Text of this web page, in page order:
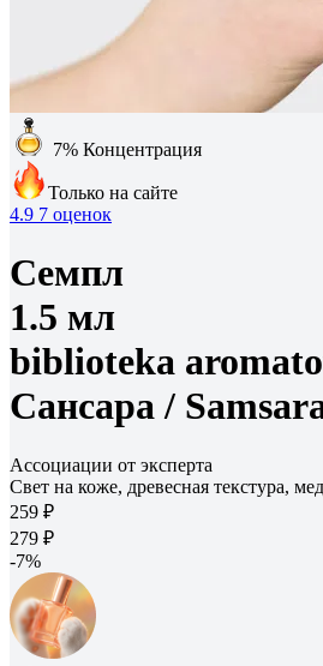
7% Концентрация
Только на сайте
4.9 7 оценок
Семпл
1.5 мл
biblioteka
Сансара /
Ассоциации от эксперта
Свет на коже, древесная текстура,
259 ₽
279 ₽
-7%